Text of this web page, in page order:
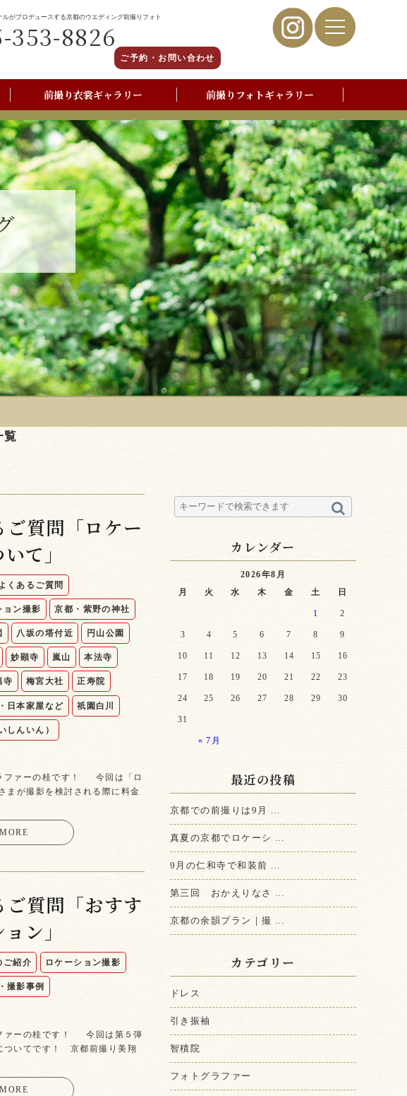
がプロデュースする京都のウエディング前撮りフォト
353-8826
ご予約・お問い合わせ
前撮り衣裳ギャラリー 前撮りフォトギャラリー
美翔苑店舗情報 写真撮影よくあるご質問
覧
質問「ロケー
て」
くあるご質問
ョン撮影 京都・紫野の神社
八坂の塔付近 円山公園
妙顕寺 嵐山 本法寺
寺 梅宮大社 正寿院
日本家屋など 祇園白川
しんいん）
ファーの桂です！ 今回は「ロ
まが撮影を検討される際に料金
質問「おすす
ン」
ご紹介 ロケーション撮影
撮影事例
ァーの桂です！ 今回は第５弾
ついてです！ 京都前撮り美翔
カレンダー
2026年8月
月
火 水 木 金 土 日
« 7月
1 2
3 4 5 6 7 8 9
10 11 12 13 14 15 16
17 18 19 20 21 22 23
24 25 26 27 28 29 30
31
最近の投稿
京都での前撮りは9月 ...
真夏の京都でロケーシ ...
9月の仁和寺で和装前 ...
第三回 おかえりなさ ...
京都の余韻プラン｜撮 ...
カテゴリー
ドレス
引き振袖
智積院
フォトグラファー